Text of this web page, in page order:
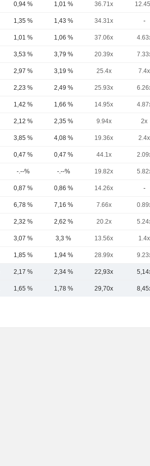
0,94 % 1,01 % 36.71x
1,35 % 1,43 % 34.31x -
1,01 % 1,06 % 37.06x
3,53 % 3,79 % 20.39x
2,97 % 3,19 % 25.4x 7.4x
2,23 % 2,49 % 25.93x
1,42 % 1,66 % 14.95x
2,12 % 2,35 % 9.94x 2x
3,85 % 4,08 % 19.36x 2.4x
0,47 % 0,47 % 44.1x
-.--% -.--% 19.82x
0,87 % 0,86 % 14.26x -
6,78 % 7,16 % 7.66x
2,32 % 2,62 % 20.2x
3,07 % 3,3 % 13.56x 1.4x
1,85 % 1,94 % 28.99x
2,17 % 2,34 % 22,93x
1,65 % 1,78 % 29,70x